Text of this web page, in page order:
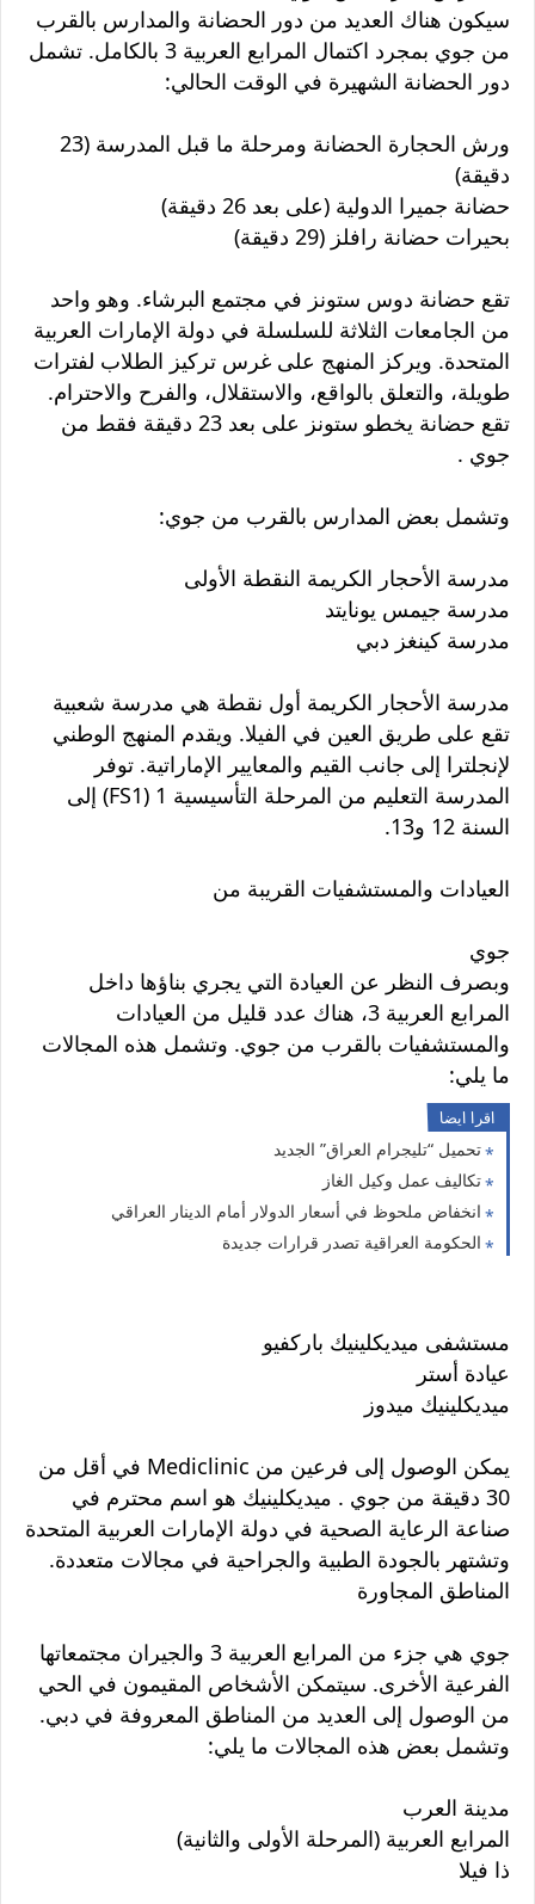
سيكون هناك العديد من دور الحضانة والمدارس بالقرب
من جوي بمجرد اكتمال المرابع العربية 3 بالكامل. تشمل
دور الحضانة الشهيرة في الوقت الحالي:
ورش الحجارة الحضانة ومرحلة ما قبل المدرسة (23
دقيقة)
حضانة جميرا الدولية (على بعد 26 دقيقة)
بحيرات حضانة رافلز (29 دقيقة)
تقع حضانة دوس ستونز في مجتمع البرشاء. وهو واحد
من الجامعات الثلاثة للسلسلة في دولة الإمارات العربية
المتحدة. ويركز المنهج على غرس تركيز الطلاب لفترات
طويلة، والتعلق بالواقع، والاستقلال، والفرح والاحترام.
تقع حضانة يخطو ستونز على بعد 23 دقيقة فقط من
جوي .
وتشمل بعض المدارس بالقرب من جوي:
مدرسة الأحجار الكريمة النقطة الأولى
مدرسة جيمس يونايتد
مدرسة كينغز دبي
مدرسة الأحجار الكريمة أول نقطة هي مدرسة شعبية
تقع على طريق العين في الفيلا. ويقدم المنهج الوطني
لإنجلترا إلى جانب القيم والمعايير الإماراتية. توفر
المدرسة التعليم من المرحلة التأسيسية 1 (FS1) إلى
السنة 12 و13.
العيادات والمستشفيات القريبة من
جوي
وبصرف النظر عن العيادة التي يجري بناؤها داخل
المرابع العربية 3، هناك عدد قليل من العيادات
والمستشفيات بالقرب من جوي. وتشمل هذه المجالات
ما يلي:
اقرا ايضا
تحميل “تليجرام العراق” الجديد
تكاليف عمل وكيل الغاز
انخفاض ملحوظ في أسعار الدولار أمام الدينار العراقي
الحكومة العراقية تصدر قرارات جديدة
مستشفى ميديكلينيك باركفيو
عيادة أستر
ميديكلينيك ميدوز
يمكن الوصول إلى فرعين من Mediclinic في أقل من
30 دقيقة من جوي . ميديكلينيك هو اسم محترم في
صناعة الرعاية الصحية في دولة الإمارات العربية المتحدة
وتشتهر بالجودة الطبية والجراحية في مجالات متعددة.
المناطق المجاورة
جوي هي جزء من المرابع العربية 3 والجيران مجتمعاتها
الفرعية الأخرى. سيتمكن الأشخاص المقيمون في الحي
من الوصول إلى العديد من المناطق المعروفة في دبي.
وتشمل بعض هذه المجالات ما يلي:
مدينة العرب
المرابع العربية (المرحلة الأولى والثانية)
ذا فيلا